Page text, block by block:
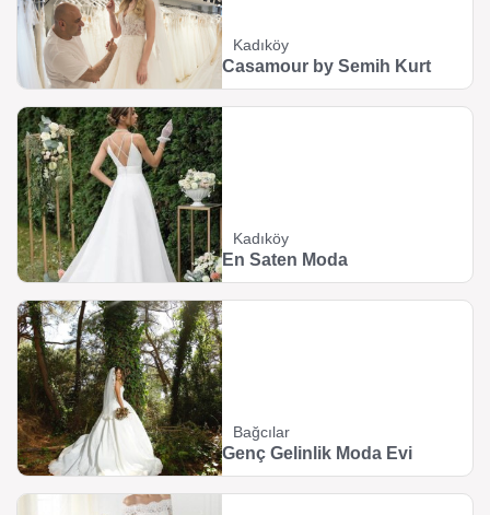
Kadıköy
Casamour by Semih Kurt
Kadıköy
En Saten Moda
Bağcılar
Genç Gelinlik Moda Evi